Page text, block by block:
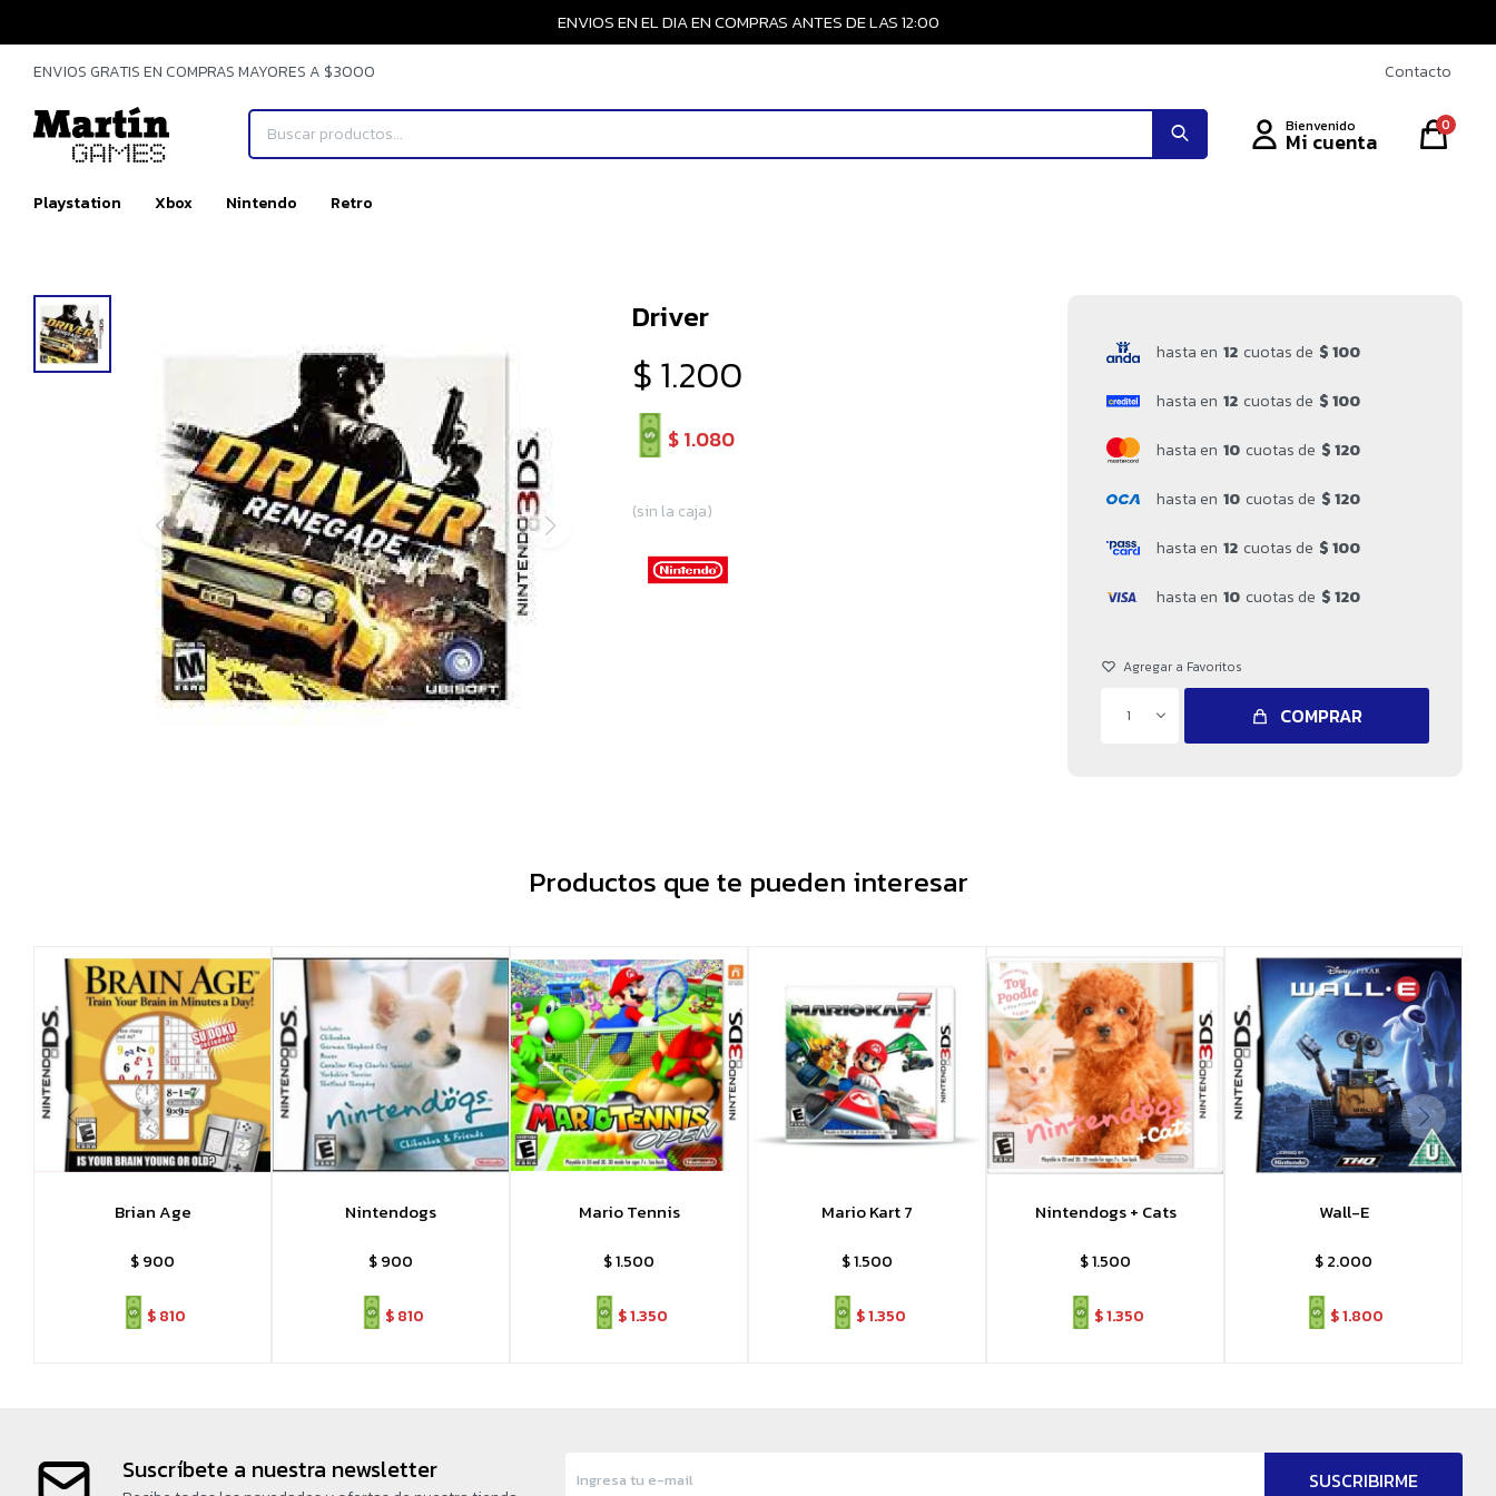
ENVIOS EN EL DIA EN COMPRAS ANTES DE LAS 12:00
Playstation Xbox Nintendo Retro
0
ENVIOS GRATIS EN COMPRAS MAYORES A $3000 Contacto
Driver
$1.200
$1.080
(sin la caja)
hasta en 12 cuotas de $ 100
hasta en 12 cuotas de $ 100
hasta en 10 cuotas de $ 120
hasta en 10 cuotas de $ 120
hasta en 12 cuotas de $ 100
hasta en 10 cuotas de $ 120
1 COMPRAR
Productos que te pueden interesar
Brian Age
$900
$ 810
Nintendogs
$900
$ 810
Mario Tennis
$1.500
$1.350
Mario Kart 7
$1.500
$1.350
Nintendogs + Cats
$1.500
$1.350
Wall-E
$2.000
$1.800
Suscríbete a nuestra newsletter SUSCRIBIRME